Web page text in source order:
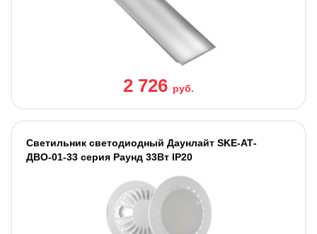
2 726 руб.
Светильник светодиодный Даунлайт SKE-АТ-
ДВО-01-33 серия Раунд 33Вт IP20